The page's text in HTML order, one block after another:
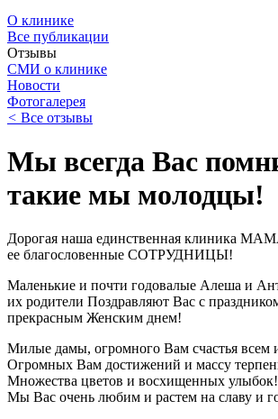
О клинике
Все публикации
Отзывы
СМИ о клинике
Новости
Фотогалерея
< Все отзывы
Мы всегда Вас
такие мы молодцы!
Дорогая наша единственная клиника
ее благословенные СОТРУДНИЦЫ!
Маленькие и почти годовалые Алеша и
их родители Поздравляют Вас с
прекрасным Женским днем!
Милые дамы, огромного Вам счастья всем
Огромных Вам достижений и массу
Множества цветов и восхищенных улыбок!
Мы Вас очень любим и растем на славу и